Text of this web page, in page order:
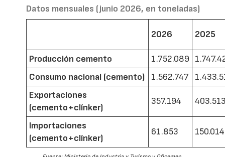
Datos mensuales (junio 2026, en toneladas)
2026 2025
Producción cemento 1.752.089
Consumo nacional (cemento)
1.562.747
Exportaciones
(cemento+clínker)
357.194
Importaciones
(cemento+clínker)
61.853 150.014